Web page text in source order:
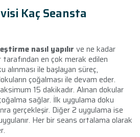
Kaç Seansta
nasıl yapılır ve ne kadar
en çok merak edilen
alınması ile başlayan süreç,
çoğalması ile devam eder.
15 dakikadır. Alınan dokular
sağlar. İlk uygulama doku
gerçekleşir. Diğer 2 uygulama ise
Her bir seans ortalama olarak